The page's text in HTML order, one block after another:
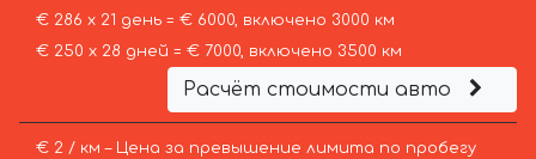
€ 286 х 21 день = € 6000, включено 3000 км
€ 250 х 28 дней = € 7000, включено 3500 км
Расчёт стоимости авто
€ 2 / км – Цена за превышение лимита по пробегу